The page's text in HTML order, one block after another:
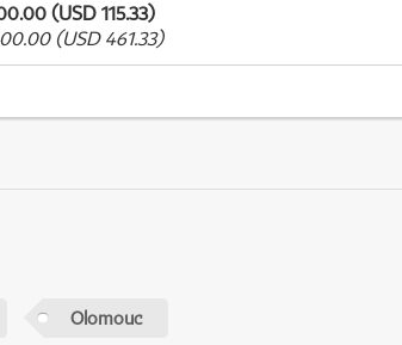
(USD 115.33)
(USD 461.33)
Olomouc